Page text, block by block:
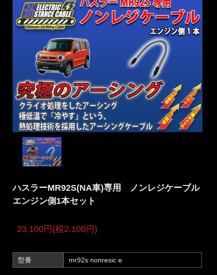
ハスラーMR92S(NA車)専用 ノンレジケーブル
エンジン側1本セット
23,100円(税2,100円)
型番 mr92s nonresic e